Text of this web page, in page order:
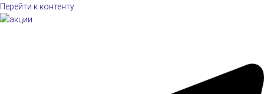
Перейти к контенту